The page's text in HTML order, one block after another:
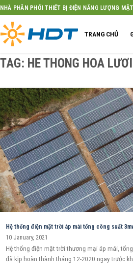
Skip
to
content
NHÀ PHÂN PHỐI THIẾT BỊ ĐIỆN NĂNG LƯỢNG
TRANG CHỦ
TAG: HE THONG HOA
Hệ thống điện mặt trời áp mái tổng công suất
10 January, 2021
Hệ thống điện mặt trời thương mại áp mái,
đã kịp hoàn thành tháng 12-2020 ngay trước